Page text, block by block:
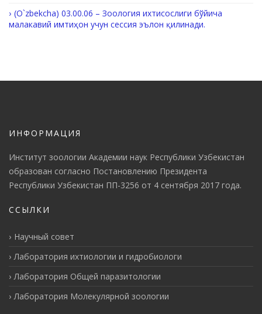
(O`zbekcha) 03.00.06 – Зоология ихтисослиги бўйича
малакавий имтиҳон учун сессия эълон қилинади.
ИНФОРМАЦИЯ
Институт зоологии Академии наук Республики Узбекистан
образован согласно Постановлению Президента
Республики Узбекистан ПП-3256 от 4 сентября 2017 года.
ССЫЛКИ
Научный совет
Лаборатория ихтиологии и гидробиологи
Лаборатория Общей паразитологии
Лаборатория Молекулярной зоологии